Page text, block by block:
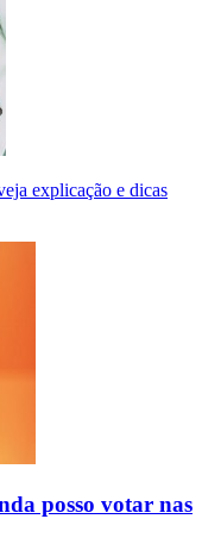
explicação e dicas
posso votar nas